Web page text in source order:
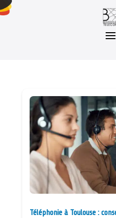
Téléphonie à Toulouse :